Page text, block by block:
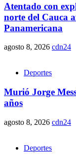
Atentado con
norte del Cauca
Panamericana
agosto 8, 2026 cdn24
Deportes
Murió Jorge
años
agosto 8, 2026 cdn24
Deportes